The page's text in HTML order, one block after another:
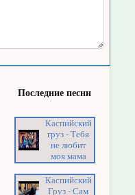
Последние песни
Каспийский
груз - Тебя
не любит
моя мама
Каспийский
Груз - Сам